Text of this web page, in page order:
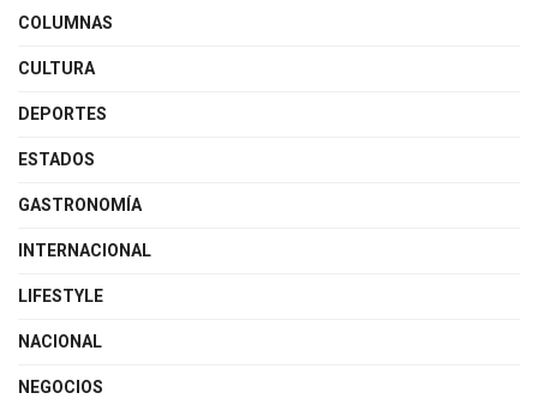
COLUMNAS
CULTURA
DEPORTES
ESTADOS
GASTRONOMÍA
INTERNACIONAL
LIFESTYLE
NACIONAL
NEGOCIOS